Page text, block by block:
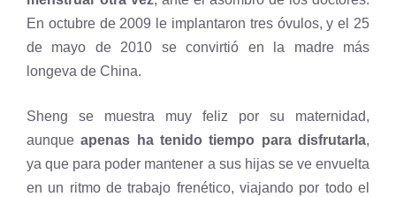
En octubre de 2009 le implantaron tres óvulos, y el 25
de mayo de 2010 se convirtió en la madre más
longeva de China.
Sheng se muestra muy feliz por su maternidad,
aunqueapenas ha tenido tiempo para disfrutarla,
ya que para poder mantener a sus hijas se ve envuelta
en un ritmo de trabajo frenético, viajando por todo el